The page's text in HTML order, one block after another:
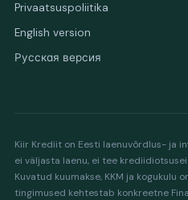
Privaatsuspoliitika
English version
Русская версия
Kiir Krediit on Eesti laenuvõrdlus- ja
ei väljasta laenu, ei tee
Kuvatud kuumakse, KKM ja kogukulu
tingimused kehtestab konkreetne